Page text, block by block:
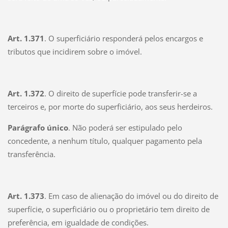
Art. 1.371. O superficiário responderá pelos encargos e
tributos que incidirem sobre o imóvel.
Art. 1.372. O direito de superfície pode transferir-se a
terceiros e, por morte do superficiário, aos seus herdeiros.
Parágrafo único. Não poderá ser estipulado pelo
concedente, a nenhum título, qualquer pagamento pela
transferência.
Art. 1.373. Em caso de alienação do imóvel ou do direito de
superfície, o superficiário ou o proprietário tem direito de
preferência, em igualdade de condições.